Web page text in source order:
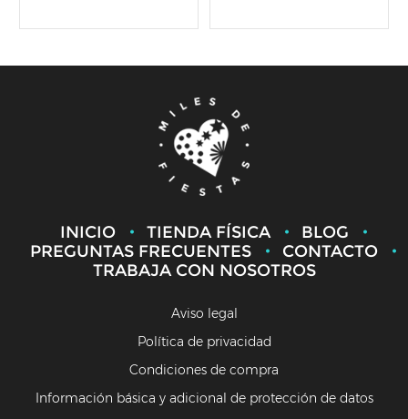
INICIO TIENDA FÍSICA
BLOG
PREGUNTAS FRECUENTES
CONTACTO
TRABAJA CON NOSOTROS
Aviso legal
Política de privacidad
Condiciones de compra
Información básica y adicional de protección de datos